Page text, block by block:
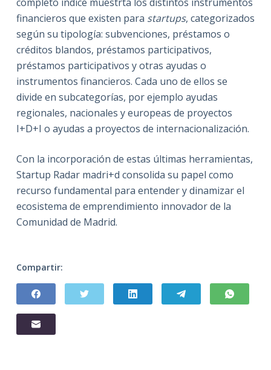
financieros que existen para startups, categorizados
según su tipología: subvenciones, préstamos o
créditos blandos, préstamos participativos,
préstamos participativos y otras ayudas o
instrumentos financieros. Cada uno de ellos se
divide en subcategorías, por ejemplo ayudas
regionales, nacionales y europeas de proyectos
I+D+I o ayudas a proyectos de internacionalización.
Con la incorporación de estas últimas herramientas,
Startup Radar madri+d consolida su papel como
recurso fundamental para entender y dinamizar el
ecosistema de emprendimiento innovador de la
Comunidad de Madrid.
Compartir: